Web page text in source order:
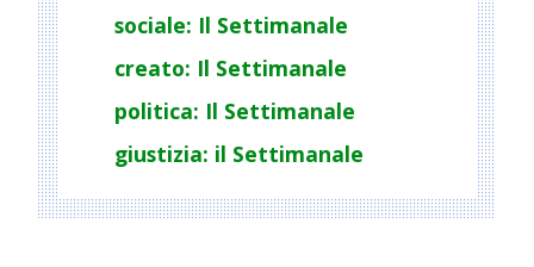
sociale: Il Settimanale
creato: Il Settimanale
politica: Il Settimanale
giustizia: il Settimanale